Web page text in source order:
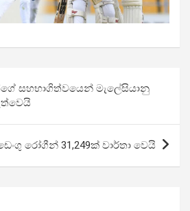
සහභාගිත්වයෙන් මැලේසියානු
රෝගීන් 31,249ක් වාර්තා වෙයි